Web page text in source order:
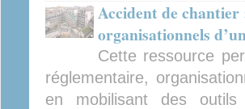
Accident de chantier
organisationnels
Cette ressource
réglementaire,
en mobilisant des